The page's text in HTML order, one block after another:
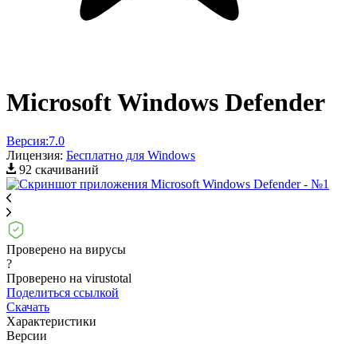
Microsoft Windows Defender
Версия:7.0
Лицензия: Бесплатно для Windows
92 скачиваний
Проверено на вирусы
?
Проверено на virustotal
Поделиться ссылкой
Скачать
Характеристики
Версии